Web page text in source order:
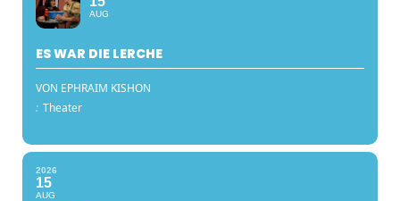
AUG
ES WAR DIE LERCHE
VON EPHRAIM KISHON
: Theater
2026
15
AUG